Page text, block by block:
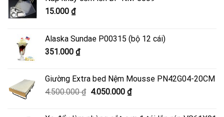
15.000 ₫
Alaska Sundae P00315 (bộ 12 cái)
351.000 ₫
Giường Extra bed Nệm Mousse PN42G04-20CM
4.500.000₫ Giá
4.050.000 ₫Giá